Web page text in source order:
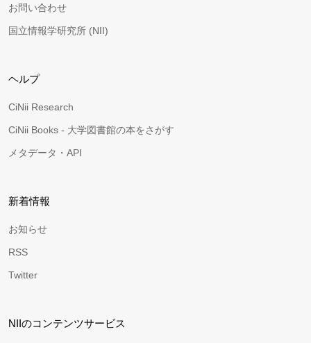
お問い合わせ
国立情報学研究所 (NII)
ヘルプ
CiNii Research
CiNii Books - 大学図書館の本をさがす
メタデータ・API
新着情報
お知らせ
RSS
Twitter
NIIのコンテンツサービス